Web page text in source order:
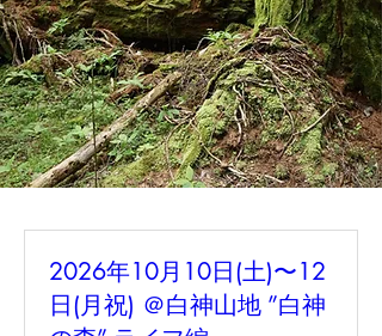
2026年10月10日(土)〜12
日(月祝) ＠白神山地 ”白神